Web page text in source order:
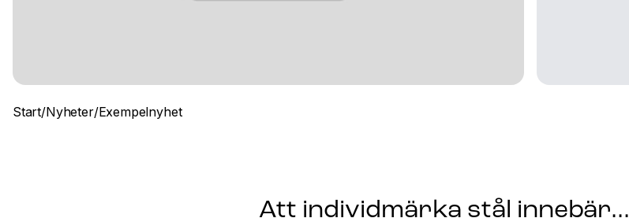
Start/Nyheter/Exempelnyhet
Att individmärka stål innebär...